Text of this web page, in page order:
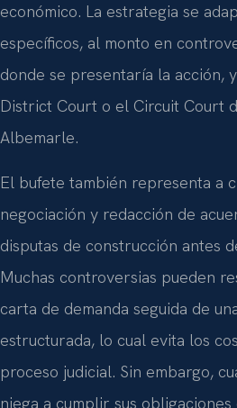
económico. La estrategia se
específicos, al monto en
donde se presentaría la acción,
District Court o el Circuit Court
Albemarle.
El bufete también representa a
negociación y redacción de
disputas de construcción antes
Muchas controversias pueden
carta de demanda seguida de
estructurada, lo cual evita los
proceso judicial. Sin embargo,
niega a cumplir sus